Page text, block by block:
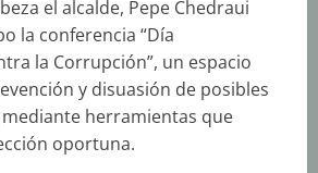
el alcalde, Pepe Chedraui
la conferencia “Día
la Corrupción”, un espacio
y disuasión de posibles
herramientas que
oportuna.